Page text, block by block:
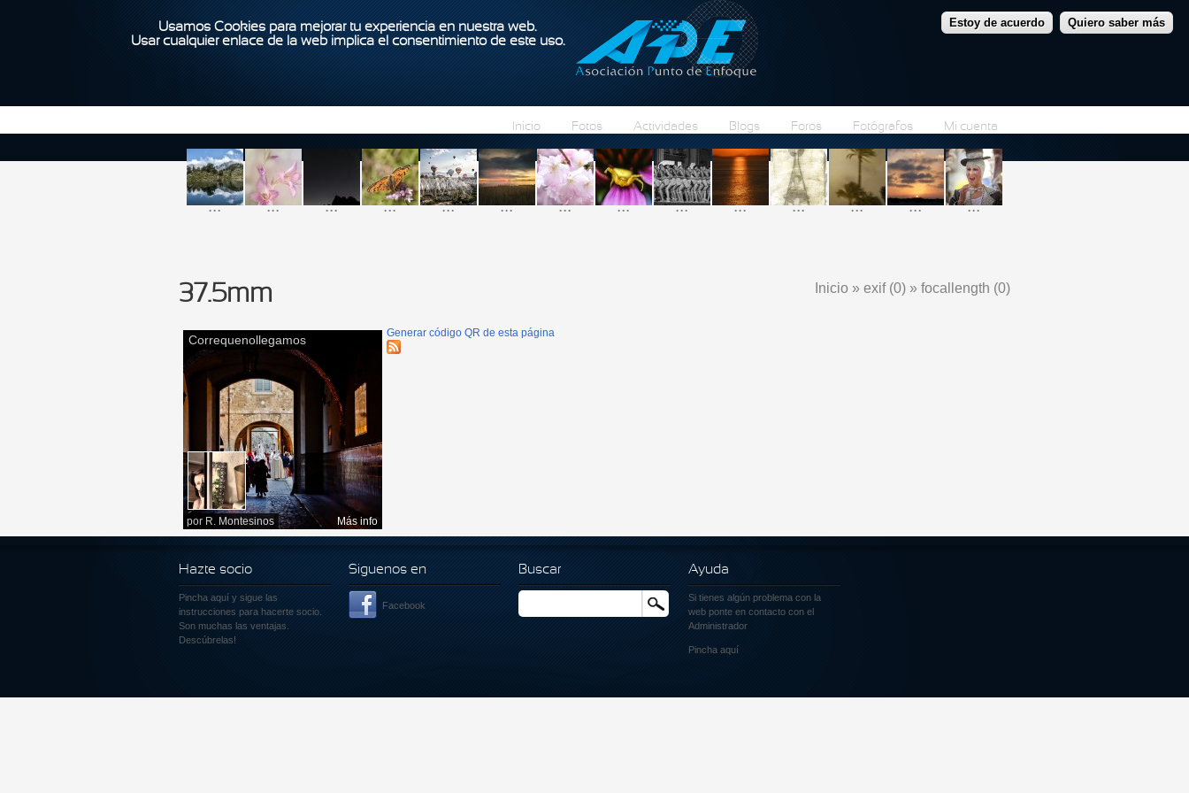
Usamos Cookies para mejorar tu experiencia en nuestra web.
Usar cualquier enlace de la web implica el consentimiento de este uso.
Estoy de acuerdo Quiero saber más
Pasar al contenido principal
Inicio Fotos Actividades Blogs Foros Fotógrafos Mi cuenta
... ... ... ... ... ... ... ... ... ... ... ... ... ...
Inicio » exif (0) » focallength (0)
37.5mm
Correquenollegamos
por R. Montesinos Más info
Generar código QR de esta página
Hazte socio
Pincha aquí y sigue las
instrucciones para hacerte socio.
Son muchas las ventajas.
Descúbrelas!
Siguenos en
Facebook
Buscar
Buscar
Ayuda
Si tienes algún problema con la
web ponte en contacto con el
Administrador
Pincha aquí